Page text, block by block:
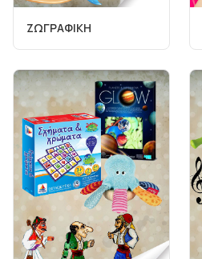
ΖΩΓΡΑΦΙΚΗ